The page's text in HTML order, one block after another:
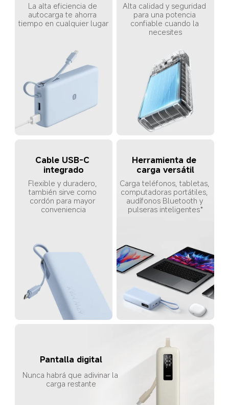
La alta eficiencia de
autocarga te ahorra
tiempo en cualquier lugar
Alta calidad y seguridad
para una potencia
confiable cuando la
necesites
Cable USB-C
integrado
Flexible y duradero,
también sirve como
cordón para mayor
conveniencia
Herramienta de
carga versátil
Carga teléfonos, tabletas,
computadoras portátiles,
audífonos Bluetooth y
pulseras inteligentes*
Pantalla digital
Nunca habrá que adivinar la
carga restante